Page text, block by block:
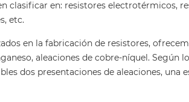
clasificar en: resistores electrotérmicos,
etc.
en la fabricación de resistores,
aleaciones de cobre-níquel. Según
dos presentaciones de aleaciones, una